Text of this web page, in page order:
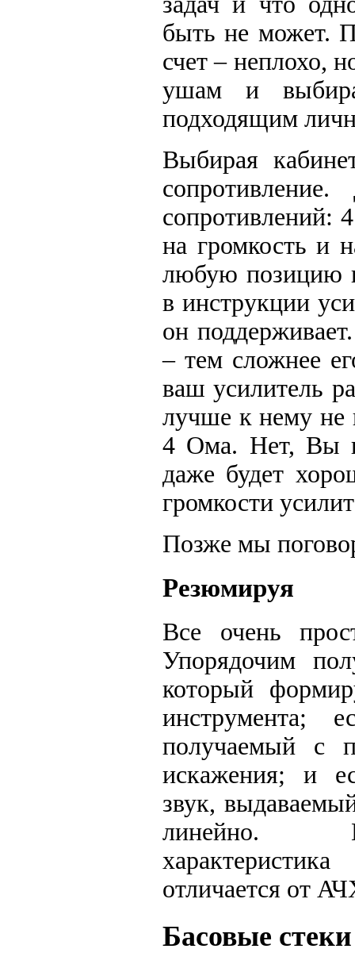
быть не может.
счет – неплохо,
ушам и
подходящим
Выбирая
сопротивлений:
на громкость и
любую позицию
в инструкции
он
– тем сложнее
ваш усилитель
лучше к нему не
4 Ома. Нет, Вы
даже будет
громкости
Позже мы
Резюмируя
Все очень
Упорядочим
который
инструмента;
получаемый с
искажения; и
звук,
линейно.
отличается от
Басовые стеки